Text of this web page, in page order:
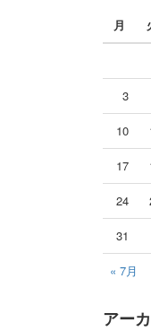
月
« 7月
3
10
17
24
31
アー